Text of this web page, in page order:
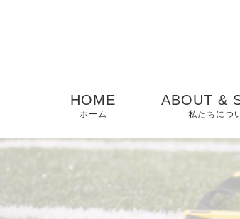
HOME
ホーム
ABOUT &
私たちにつ